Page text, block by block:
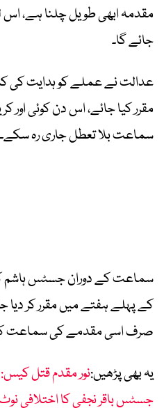
مقدمہ ابھی طویل چلنا ہے،
جائے گا۔
عدالت نے عملے کو ہدایت کی
مقرر کیا جائے، اس دن کوئی اور
سماعت بلا تعطل جاری رہ سکے۔
سماعت کے دوران جسٹس ہاشم
کے پہلے ہفتے میں مقرر کر دیا
صرف اسی مقدمے کی سماعت
یہ بھی پڑھیں:نور مقدم قتل
جسٹس باقر نجفی کا اختلافی